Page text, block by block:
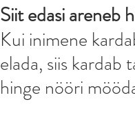
Siit edasi areneb
Kui inimene
elada, siis kardab
hinge nööri